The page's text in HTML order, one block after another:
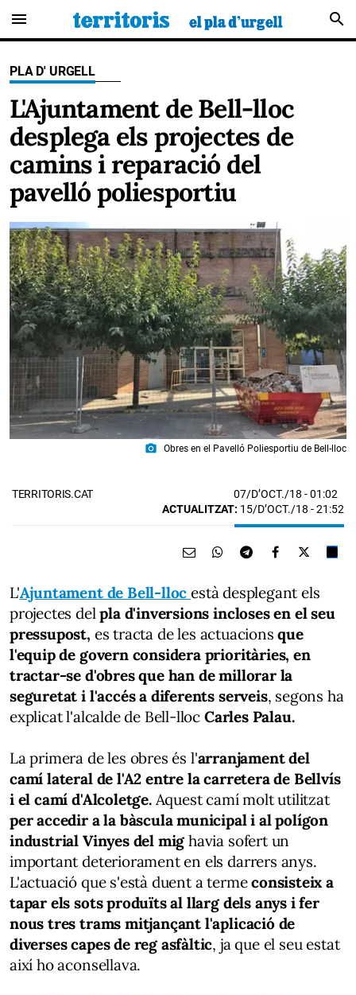
menu search
PLA D' URGELL
L'Ajuntament de Bell-lloc
desplega els projectes de
camins i reparació del
pavelló poliesportiu
photo_camera Obres en el Pavelló Poliesportiu de Bell-lloc
TERRITORIS.CAT 07/D’OCT./18 - 01:02
ACTUALITZAT: 15/D’OCT./18 - 21:52
L'Ajuntament de Bell-llocestà desplegant els
projectes delpla d'inversions incloses en el seu
pressupost, es tracta de les actuacionsque
l'equip de govern considera prioritàries, en
tractar-se d'obres que han de millorar la
seguretat i l'accés a diferents serveis, segons ha
explicat l'alcalde de Bell-lloc Carles Palau.
La primera de les obres és l'arranjament del
camí lateral de l'A2 entre la carretera de Bellvís
i el camí d'Alcoletge.Aquest camí molt utilitzat
per accedir a la bàscula municipal i al polígon
industrial Vinyes del mig havia sofert un
important deteriorament en els darrers anys.
L'actuació que s'està duent a termeconsisteix a
tapar els sots produïts al llarg dels anys i fer
nous tres trams mitjançant l'aplicació de
diverses capes de reg asfàltic, ja que el seu estat
així ho aconsellava.